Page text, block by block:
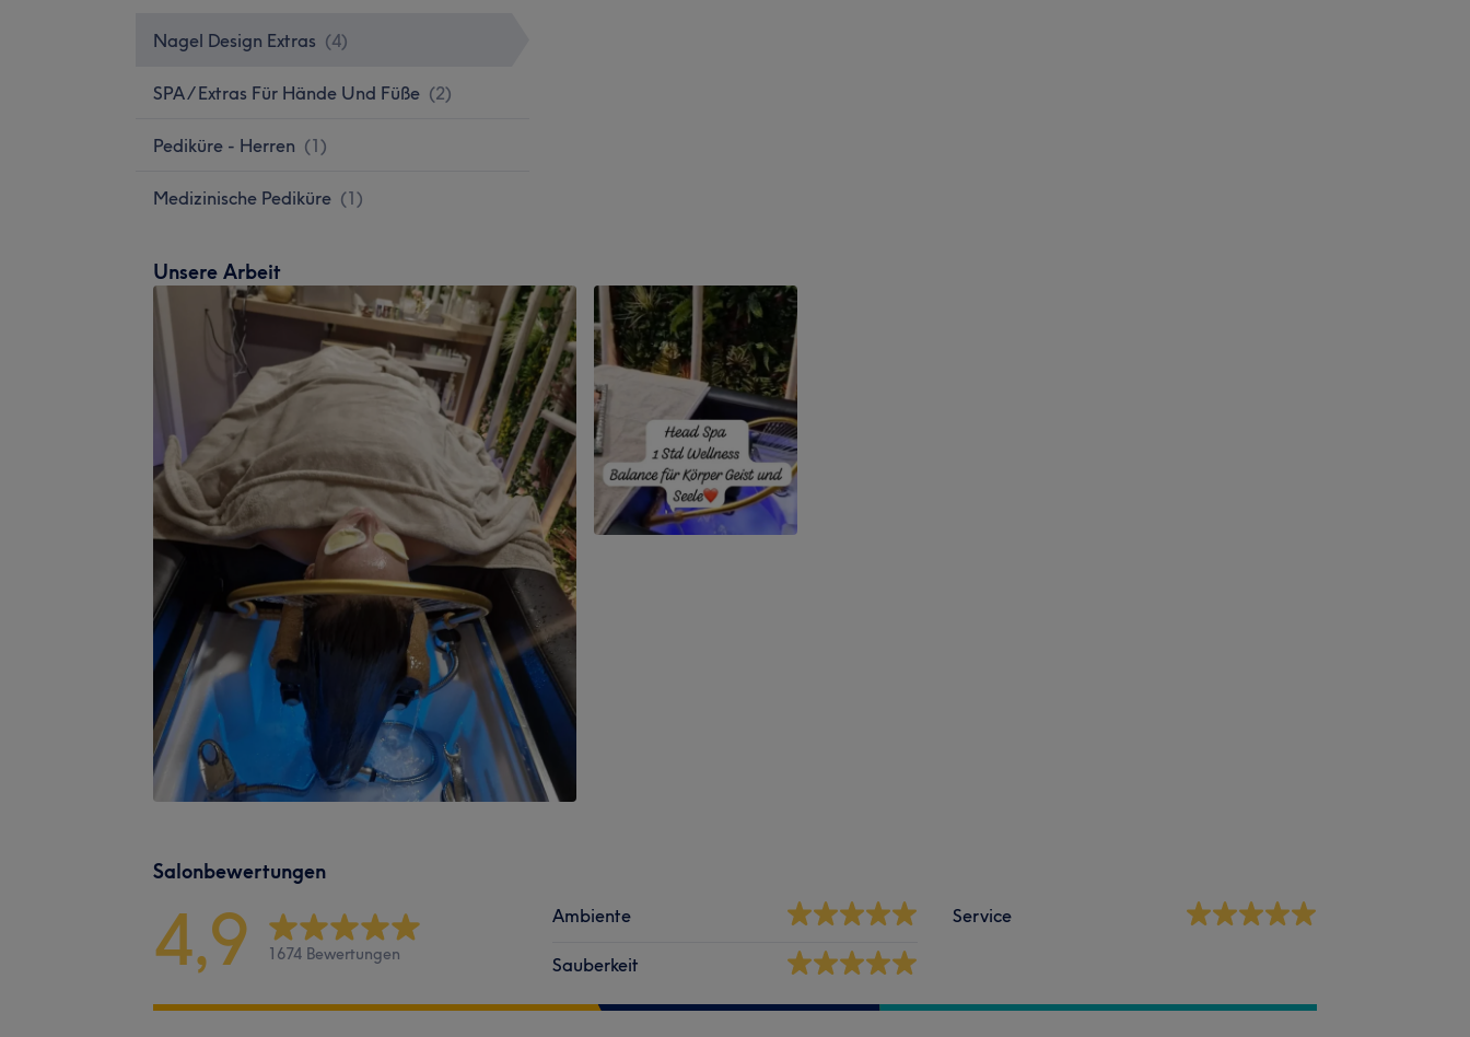
Nagel Design Extras (4)
SPA / Extras Für Hände Und Füße (2)
Pediküre - Herren (1)
Medizinische Pediküre (1)
Unsere Arbeit
Salonbewertungen
4,9 1674 Bewertungen
Ambiente
Sauberkeit
Service